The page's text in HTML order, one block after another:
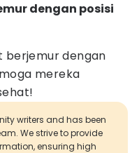
dengan posisi
dengan
mereka
writers and has been
We strive to provide
ensuring high